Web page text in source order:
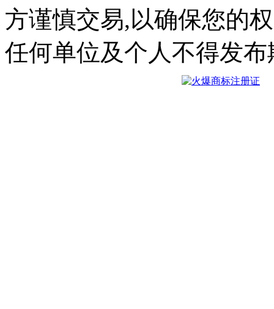
方谨慎交易,以确保您的
任何单位及个人不得发